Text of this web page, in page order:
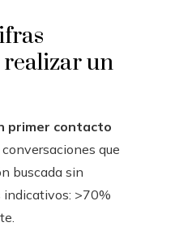
realizar un
primer contacto
que
buscada sin
indicativos: >70%